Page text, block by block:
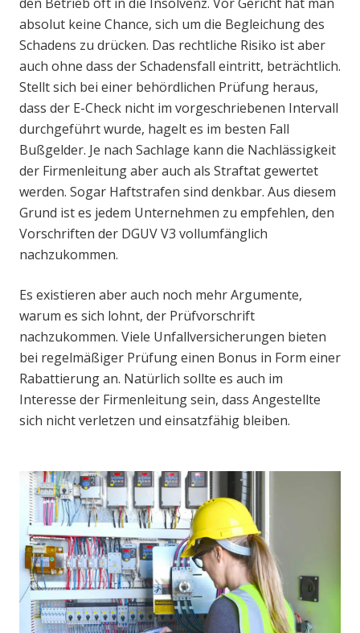
absolut keine Chance, sich um die Begleichung des
Schadens zu drücken. Das rechtliche Risiko ist aber
auch ohne dass der Schadensfall eintritt, beträchtlich.
Stellt sich bei einer behördlichen Prüfung heraus,
dass der E-Check nicht im vorgeschriebenen Intervall
durchgeführt wurde, hagelt es im besten Fall
Bußgelder. Je nach Sachlage kann die Nachlässigkeit
der Firmenleitung aber auch als Straftat gewertet
werden. Sogar Haftstrafen sind denkbar. Aus diesem
Grund ist es jedem Unternehmen zu empfehlen, den
Vorschriften der DGUV V3 vollumfänglich
nachzukommen.
Es existieren aber auch noch mehr Argumente,
warum es sich lohnt, der Prüfvorschrift
nachzukommen. Viele Unfallversicherungen bieten
bei regelmäßiger Prüfung einen Bonus in Form einer
Rabattierung an. Natürlich sollte es auch im
Interesse der Firmenleitung sein, dass Angestellte
sich nicht verletzen und einsatzfähig bleiben.